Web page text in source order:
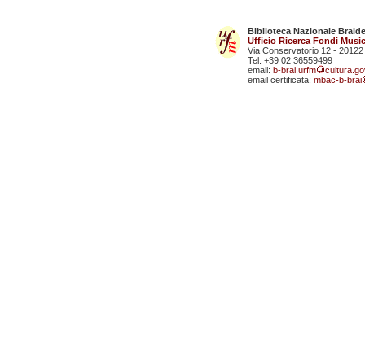
Biblioteca Nazionale
Ufficio Ricerca Fondi
Via Conservatorio 12 - 20122
Tel. +39 02 36559499
email: b-brai.urfm
email certificata: mbac-b-brai